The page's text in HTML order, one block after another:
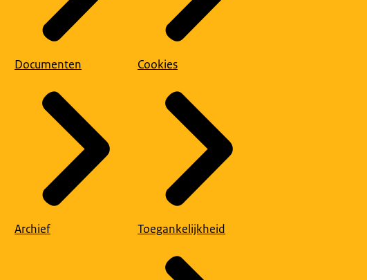
Documenten
Archief
Cookies
Toegankelijkheid